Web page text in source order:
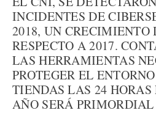
INCIDENTES DE
2018, UN CRECIMIENTO
RESPECTO A 2017.
LAS HERRAMIENTAS
PROTEGER EL
TIENDAS LAS 24
AÑO SERÁ PRIMORDIAL